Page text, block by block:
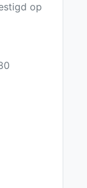
op